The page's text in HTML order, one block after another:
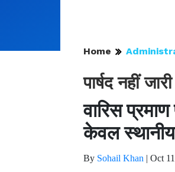
Home
पार्षद नहीं
वारिस
केवल स्थानीय
By Sohail Khan | Oct